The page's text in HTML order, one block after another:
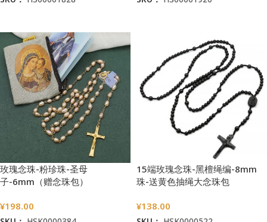
玫瑰念珠-粉珍珠-圣母
子-6mm（赠念珠包）
¥198.00
15端玫瑰念珠-黑檀绳编-8mm
珠-送黄色抽绳大念珠包
¥138.00